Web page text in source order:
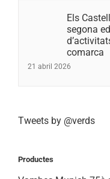
Els
segona
comarca
21 abril 2026
Tweets by @verds
Productes